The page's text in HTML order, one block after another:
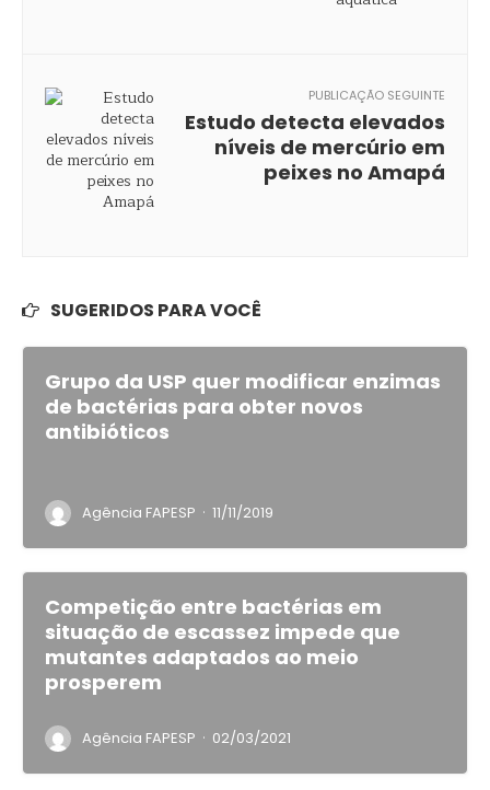
PUBLICAÇÃO SEGUINTE
Estudo detecta elevados
níveis de mercúrio em
peixes no Amapá
SUGERIDOS PARA VOCÊ
Grupo da USP quer modificar enzimas
de bactérias para obter novos
antibióticos
Agência FAPESP · 11/11/2019
Competição entre bactérias em
situação de escassez impede que
mutantes adaptados ao meio
prosperem
Agência FAPESP · 02/03/2021